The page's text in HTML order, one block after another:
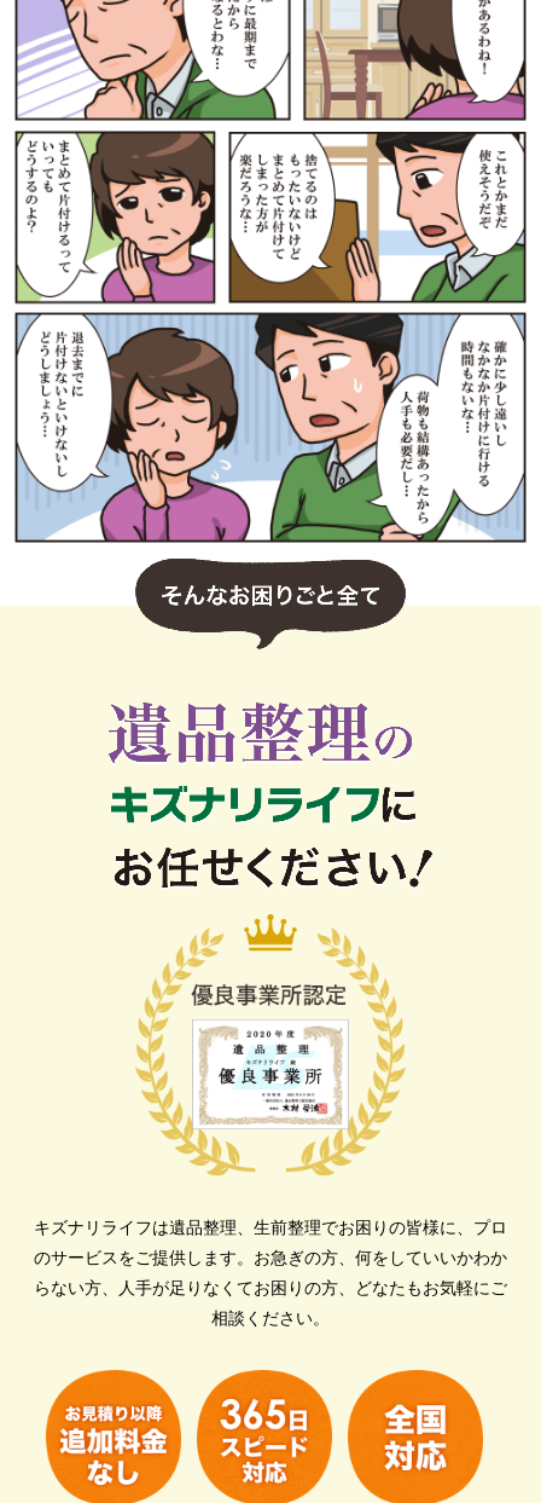
キズナリライフは遺品整理、生前整理でお困りの皆様に、プロ
のサービスをご提供します。 お急ぎの方、何をしていいかわか
らない方、人手が足りなくてお困りの方、どなたもお気軽にご
相談ください。